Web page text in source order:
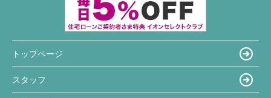
トップページ
スタッフ